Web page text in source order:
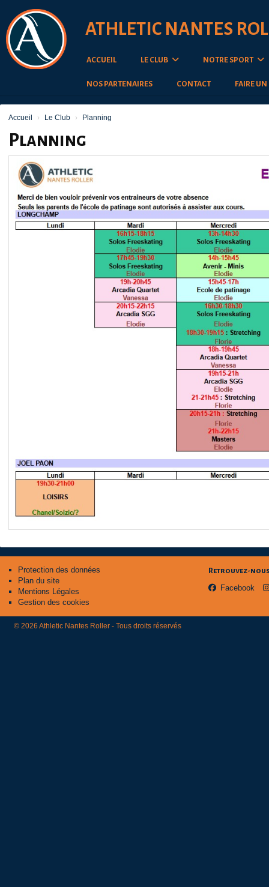
ATHLETIC NANTES
ACCUEIL LE CLUB NOTRE SPORT
NOS PARTENAIRES CONTACT FAIRE
Accueil Le Club Planning
Planning
Protection des données
Plan du site
Mentions Légales
Gestion des cookies
Retrouvez-
Facebook
© 2026 Athletic Nantes Roller - Tous droits réservés